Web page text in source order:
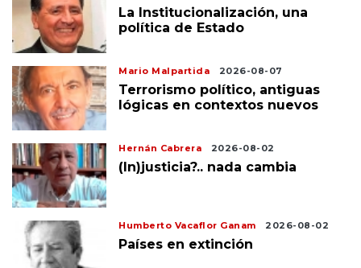
La Institucionalización, una
política de Estado
Mario Malpartida 2026-08-07
Terrorismo político, antiguas
lógicas en contextos nuevos
Hernán Cabrera 2026-08-02
(In)justicia?.. nada cambia
Humberto Vacaflor Ganam 2026-08-02
Países en extinción